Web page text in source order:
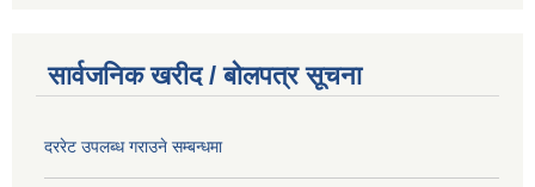
सार्वजनिक खरीद / बोलपत्र सूचना
दररेट उपलब्ध गराउने सम्बन्धमा